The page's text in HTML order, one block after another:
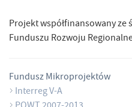
Projekt współfinansowany
Funduszu Rozwoju
Fundusz Mikroprojektów
Interreg V-A